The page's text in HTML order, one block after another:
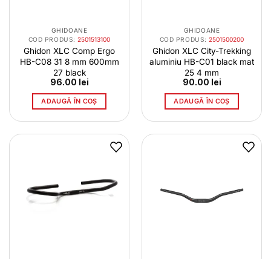
GHIDOANE
COD PRODUS:2501513100
Ghidon XLC Comp Ergo
HB-C08 31 8 mm 600mm
27 black
96.00 lei
ADAUGĂ ÎN COȘ
GHIDOANE
COD PRODUS:2501500200
Ghidon XLC City-Trekking
aluminiu HB-C01 black mat
25 4 mm
90.00 lei
ADAUGĂ ÎN COȘ